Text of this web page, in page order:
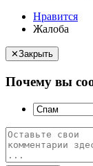
Нравится
Жалоба
✕Закрыть
Почему вы